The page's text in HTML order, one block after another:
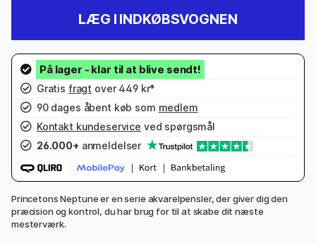
LÆG I INDKØBSVOGNEN
Gratis fragt over 449 kr*
90 dages åbent køb som medlem
Kontakt kundeservice ved spørgsmål
26.000+ anmeldelser
Princetons Neptune er en serie akvarelpensler, der giver dig den
præcision og kontrol, du har brug for til at skabe dit næste
mesterværk.